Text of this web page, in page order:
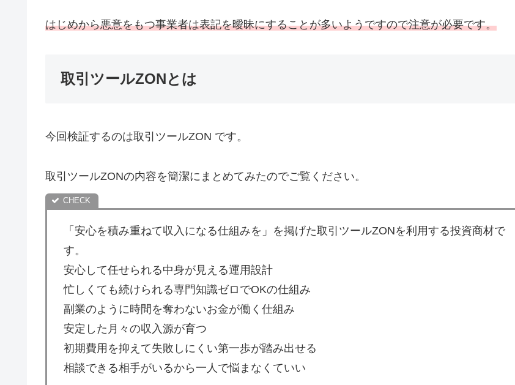
はじめから悪意をもつ事業者は表記を曖昧にすることが多いようですので注意が必要です。
取引ツールZONとは
今回検証するのは取引ツールZON です。
取引ツールZONの内容を簡潔にまとめてみたのでご覧ください。
「安心を積み重ねて収入になる仕組みを」を掲げた取引ツールZONを利用する投資商材で
す。
安心して任せられる中身が見える運用設計
忙しくても続けられる専門知識ゼロでOKの仕組み
副業のように時間を奪わないお金が働く仕組み
安定した月々の収入源が育つ
初期費用を抑えて失敗しにくい第一歩が踏み出せる
相談できる相手がいるから一人で悩まなくていい